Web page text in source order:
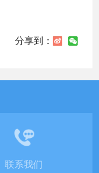
分享到：
联系我们